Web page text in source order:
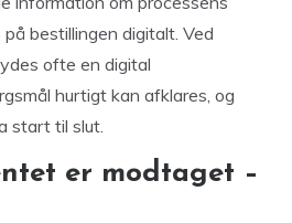
bestillingen digitalt. Ved
ofte en digital
hurtigt kan afklares, og
start til slut.
er modtaget –